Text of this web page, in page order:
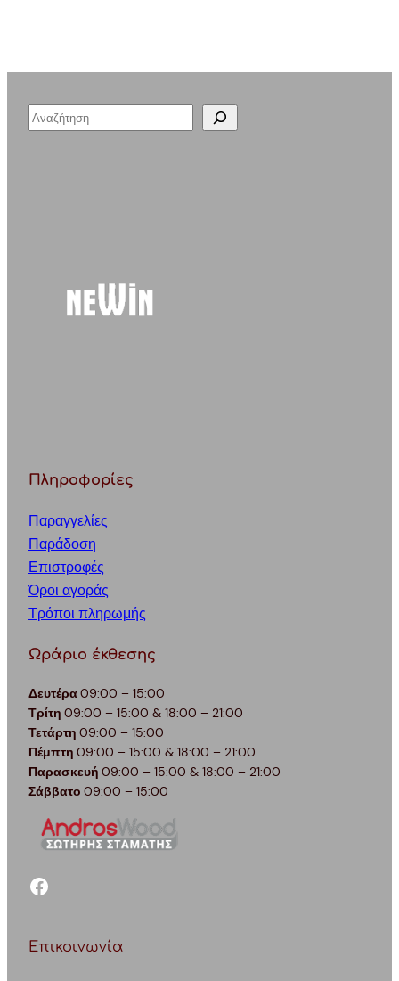
S
Πληροφορίες
Παραγγελίες
Παράδοση
Επιστροφές
Όροι αγοράς
Τρόποι πληρωμής
Ωράριο έκθεσης
Δευτέρα09:00 – 15:00
Τρίτη 09:00 – 15:00 & 18:00 – 21:00
Τετάρτη 09:00 – 15:00
Πέμπτη 09:00 – 15:00 & 18:00 – 21:00
Παρασκευή 09:00 – 15:00 & 18:00 – 21:00
Σάββατο 09:00 – 15:00
facebook
Επικοινωνία